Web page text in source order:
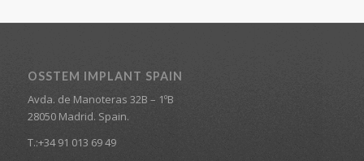
OSSTEM IMPLANT SPAIN
Avda. de Manoteras 32B – 1ºB
28050 Madrid. Spain.
T.:+34 91 013 69 49